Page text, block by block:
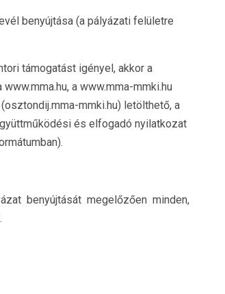
benyújtása (a pályázati felületre
támogatást igényel, akkor a
a www.mma-mmki.hu
mmki.hu) letölthető, a
és elfogadó nyilatkozat
benyújtását megelőzően minden,